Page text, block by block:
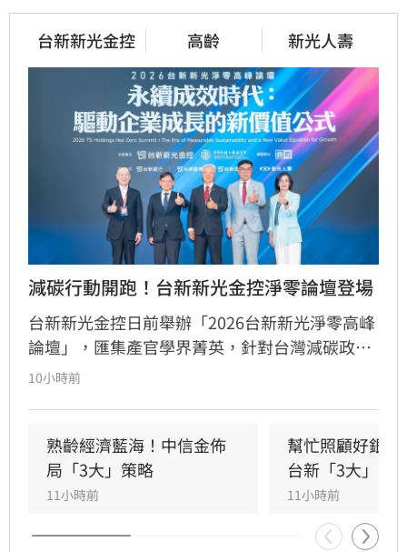
台新新光金控 高齡 新光人壽
減碳行動開跑！台新新光金控淨零論壇登場
台新新光金控日前舉辦「2026台新新光淨零高峰
論壇」，匯集產官學界菁英，針對台灣減碳政
策、碳定價制度及企業轉型策略進行深度對話。
控總經理林維俊指出，論壇邁入第五年，致力協
助企業將永續轉化為國際競爭力。會中上銀、強
茂、宏碁及金寶等指標企業分享低碳實踐經驗。
台新新光金控憑藉優異的永續績效，不僅連續三
年獲標普全球永續年鑑銀行業全球前1%，更獲
10小時前
熟齡經濟藍海！中信金佈
局「3大」策略
11小時前
幫忙照顧好銀
台新「3大」防
11小時前